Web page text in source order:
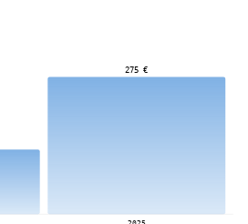
275 €